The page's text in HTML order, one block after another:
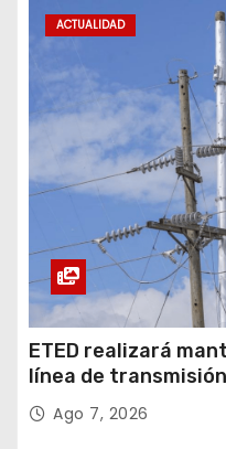
ACTUALIDAD
ETED realizará
línea de
Ago 7, 2026